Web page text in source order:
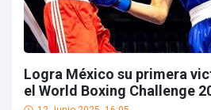
Logra México su primera
el World Boxing Challenge